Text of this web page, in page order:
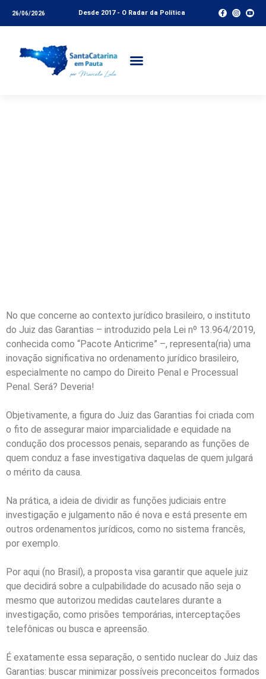
26/06/2026 Desde 2017 - O Radar da Política
No que concerne ao contexto jurídico brasileiro, o instituto
do Juiz das Garantias – introduzido pela Lei nº 13.964/2019,
conhecida como “Pacote Anticrime” –, representa(ria) uma
inovação significativa no ordenamento jurídico brasileiro,
especialmente no campo do Direito Penal e Processual
Penal. Será? Deveria!
Objetivamente, a figura do Juiz das Garantias foi criada com
o fito de assegurar maior imparcialidade e equidade na
condução dos processos penais, separando as funções de
quem conduz a fase investigativa daquelas de quem julgará
o mérito da causa.
Na prática, a ideia de dividir as funções judiciais entre
investigação e julgamento não é nova e está presente em
outros ordenamentos jurídicos, como no sistema francês,
por exemplo.
Por aqui (no Brasil), a proposta visa garantir que aquele juiz
que decidirá sobre a culpabilidade do acusado não seja o
mesmo que autorizou medidas cautelares durante a
investigação, como prisões temporárias, interceptações
telefônicas ou busca e apreensão.
É exatamente essa separação, o sentido nuclear do Juiz das
Garantias: buscar minimizar possíveis preconceitos formados